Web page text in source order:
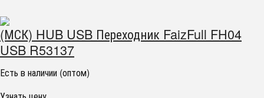
(МСК) HUB USB Переходник FaizFull FH04
USB R53137
Есть в наличии (оптом)